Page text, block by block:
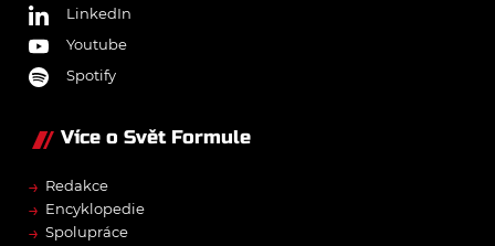
LinkedIn
Youtube
Spotify
Více o Svět Formule
→ Redakce
→ Encyklopedie
→ Spolupráce